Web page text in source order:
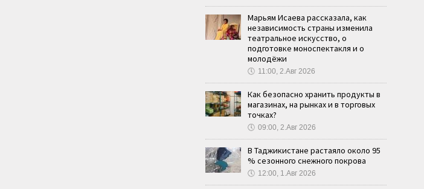
Марьям Исаева рассказала, как
независимость страны изменила
театральное искусство, о
подготовке моноспектакля и о
молодёжи
🕔 11:00, 2.Авг 2026
Как безопасно хранить продукты в
магазинах, на рынках и в торговых
точках?
🕔 09:00, 2.Авг 2026
В Таджикистане растаяло около 95
% сезонного снежного покрова
🕔 12:00, 1.Авг 2026